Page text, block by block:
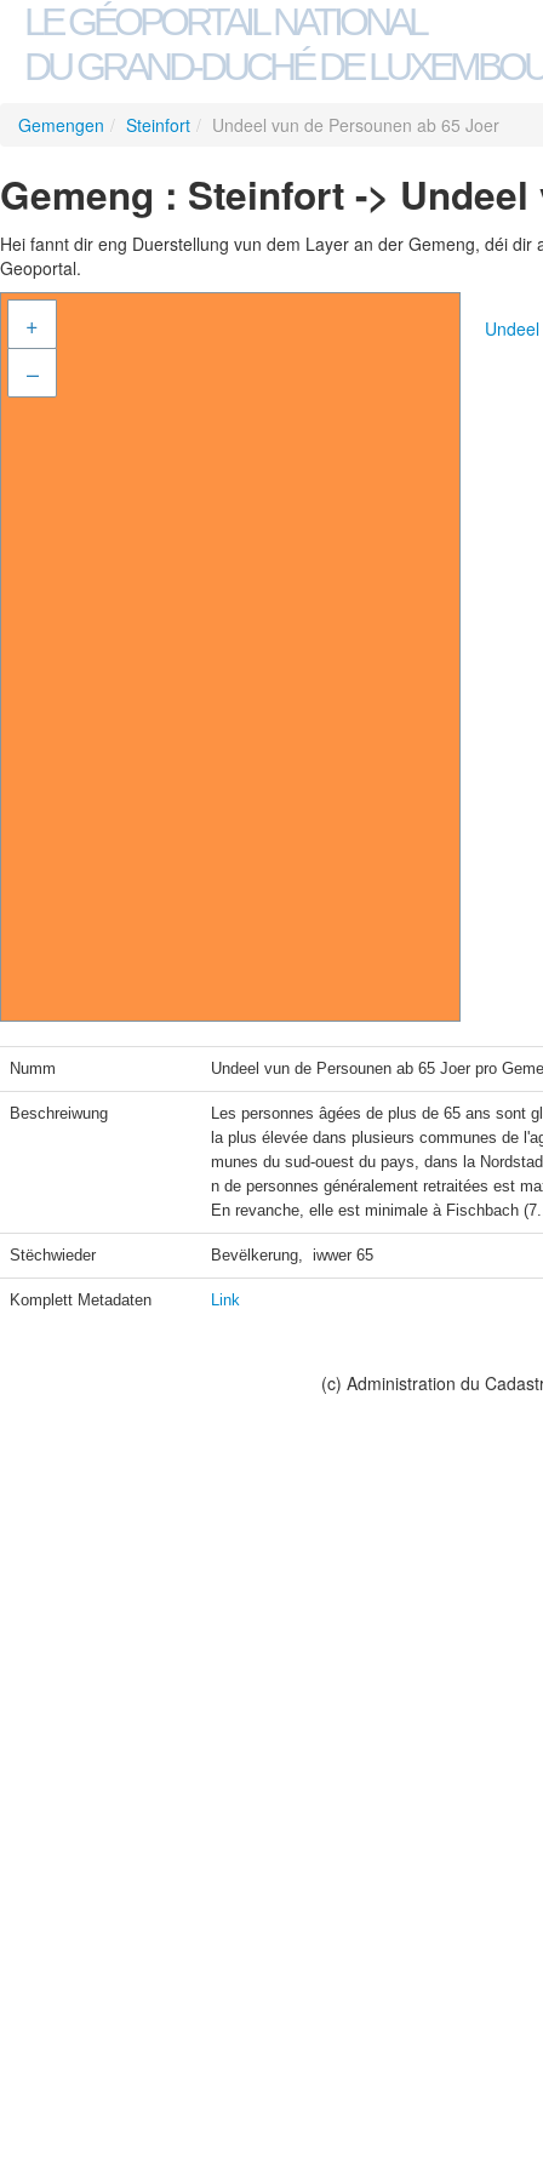
LE GÉOPORTAIL NATIONAL
DU GRAND-DUCHÉ DE
Gemengen / Steinfort / Undeel vun de Persounen ab 65 Joer
Gemeng : Steinfort ->
Hei fannt dir eng Duerstellung vun dem Layer an der Gemeng, déi
Geoportal.
+
–
Numm Undeel vun de Persounen ab 65 Joer pro
Beschreiwung
Les personnes âgées de plus de 65 ans sont
la plus élevée dans plusieurs communes de
munes du sud-ouest du pays, dans la
n de personnes généralement retraitées est
En revanche, elle est minimale à Fischbach
Stëchwieder Bevëlkerung,  iwwer 65
Komplett Metadaten Link
(c) Administration du